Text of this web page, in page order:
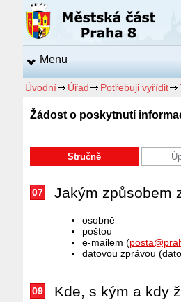
Menu
Úvodní Úřad Potřebuji vyřídit
Žádost o poskytnutí
Stručně
07 Jakým způsobem
osobně
poštou
e-mailem (
datovou zprávou
09 Kde, s kým a kdy